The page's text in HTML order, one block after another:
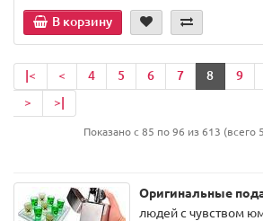
В корзину
|< < 4 5 6 7 8 9
>
>|
Показано с 85 по 96 из 613 (всего
Оригинальные
людей с чувством